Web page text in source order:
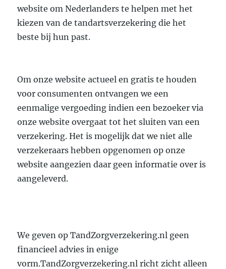
website om Nederlanders te helpen met het
kiezen van de tandartsverzekering die het
beste bij hun past.
Om onze website actueel en gratis te houden
voor consumenten ontvangen we een
eenmalige vergoeding indien een bezoeker via
onze website overgaat tot het sluiten van een
verzekering. Het is mogelijk dat we niet alle
verzekeraars hebben opgenomen op onze
website aangezien daar geen informatie over is
aangeleverd.
We geven op TandZorgverzekering.nl geen
financieel advies in enige
vorm.TandZorgverzekering.nl richt zicht alleen